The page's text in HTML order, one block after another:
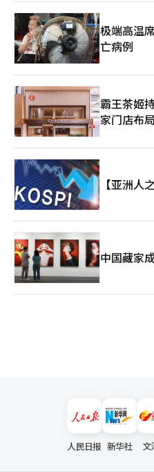
极端高温
亡病例
霸王茶姬
家门店布局
【亚洲人
中国藏家
人民日报 新华社 文